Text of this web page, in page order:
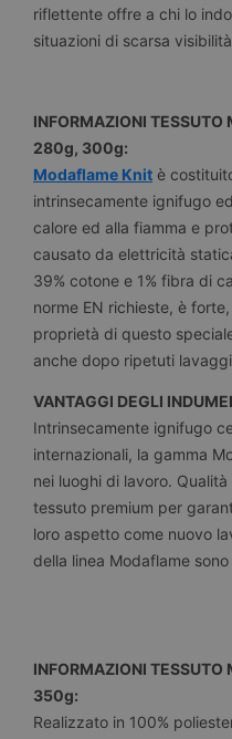
riflettente offre a chi lo
situazioni di scarsa
INFORMAZIONI
280g, 300g:
Modaflame Knit è
intrinsecamente ignifugo
calore ed alla fiamma e
causato da elettricità
39% cotone e 1% fibra di
norme EN richieste, è
proprietà di questo
anche dopo ripetuti
VANTAGGI DEGLI
Intrinsecamente ignifugo
internazionali, la gamma
nei luoghi di lavoro.
tessuto premium per
loro aspetto come nuovo
della linea Modaflame
INFORMAZIONI TESSUTO
350g:
Realizzato in 100%